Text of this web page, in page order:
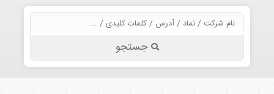
جستجو